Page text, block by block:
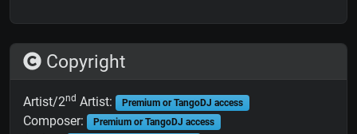
Copyright
Artist/2nd Artist: Premium or TangoDJ access
Composer: Premium or TangoDJ access